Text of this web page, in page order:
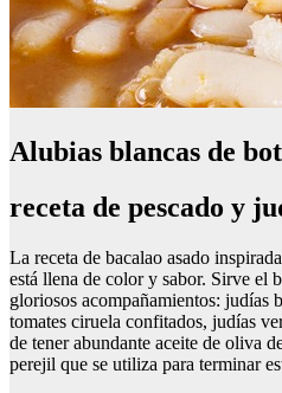
Alubias blancas de
receta de pescado y
La receta de bacalao asado
está llena de color y sabor. Sirve el
gloriosos acompañamientos: judías
tomates ciruela confitados, judías
de tener abundante aceite de oliva
perejil que se utiliza para terminar